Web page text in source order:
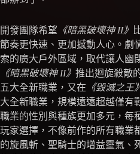
開發團隊希望 《暗黑破壞神 II》
節奏更快速、更加撼動人心。劇
索的廣大戶外區域，取代讓人幽
《暗黑破壞神 II》 推出迴旋殺敵
五大全新職業，又在 《毀滅之王
大全新職業，規模遠遠超越僅有
職業的性別與種族更加多元，每
玩家選擇，不像前作的所有職業
的旋風斬、聖騎士的增益靈氣、